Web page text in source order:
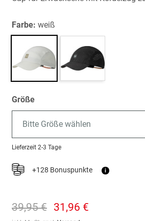
Farbe: weiß
Größe
Bitte Größe wählen
Lieferzeit 2-3 Tage
+128 Bonuspunkte i
39,95 € 31,96 €